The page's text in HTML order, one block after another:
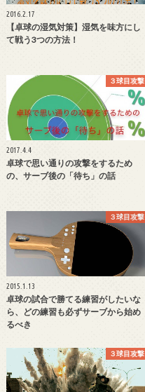
2016.2.17
【卓球の湿気対策】湿気を味方にし
て戦う3つの方法！
３球目攻撃
2017.4.4
卓球で思い通りの攻撃をするため
の、サーブ後の「待ち」の話
３球目攻撃
2015.1.13
卓球の試合で勝てる練習がしたいな
ら、どの練習も必ずサーブから始め
るべき
３球目攻撃